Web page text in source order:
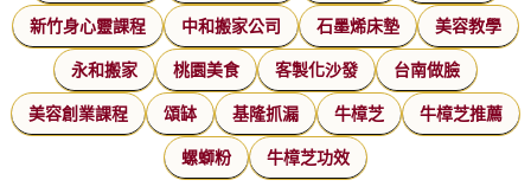
新竹身心靈課程 中和搬家公司 石墨烯床墊 美容教學
永和搬家 桃園美食 客製化沙發 台南做臉
美容創業課程 頌缽 基隆抓漏 牛樟芝 牛樟芝推薦
螺螄粉 牛樟芝功效